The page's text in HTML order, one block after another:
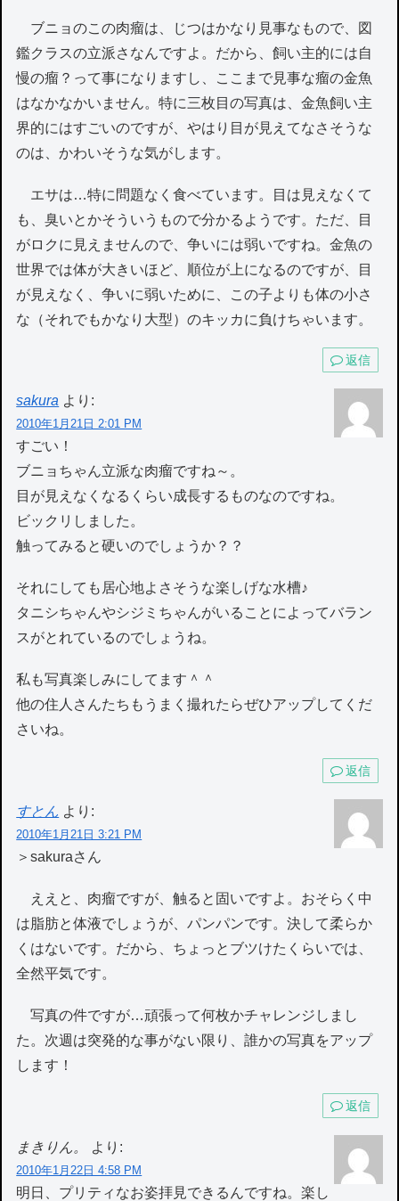
ブニョのこの肉瘤は、じつはかなり見事なもので、図
鑑クラスの立派さなんですよ。だから、飼い主的には自
慢の瘤？って事になりますし、ここまで見事な瘤の金魚
はなかなかいません。特に三枚目の写真は、金魚飼い主
界的にはすごいのですが、やはり目が見えてなさそうな
のは、かわいそうな気がします。
エサは…特に問題なく食べています。目は見えなくて
も、臭いとかそういうもので分かるようです。ただ、目
がロクに見えませんので、争いには弱いですね。金魚の
世界では体が大きいほど、順位が上になるのですが、目
が見えなく、争いに弱いために、この子よりも体の小さ
な（それでもかなり大型）のキッカに負けちゃいます。
返信
sakura より:
2010年1月21日 2:01 PM
すごい！
ブニョちゃん立派な肉瘤ですね～。
目が見えなくなるくらい成長するものなのですね。
ビックリしました。
触ってみると硬いのでしょうか？？
それにしても居心地よさそうな楽しげな水槽♪
タニシちゃんやシジミちゃんがいることによってバラン
スがとれているのでしょうね。
私も写真楽しみにしてます＾＾
他の住人さんたちもうまく撮れたらぜひアップしてくだ
さいね。
返信
すとん より:
2010年1月21日 3:21 PM
＞sakuraさん
ええと、肉瘤ですが、触ると固いですよ。おそらく中
は脂肪と体液でしょうが、パンパンです。決して柔らか
くはないです。だから、ちょっとブツけたくらいでは、
全然平気です。
写真の件ですが…頑張って何枚かチャレンジしまし
た。次週は突発的な事がない限り、誰かの写真をアップ
します！
返信
まきりん。 より:
2010年1月22日 4:58 PM
明日、プリティなお姿拝見できるんですね。楽し